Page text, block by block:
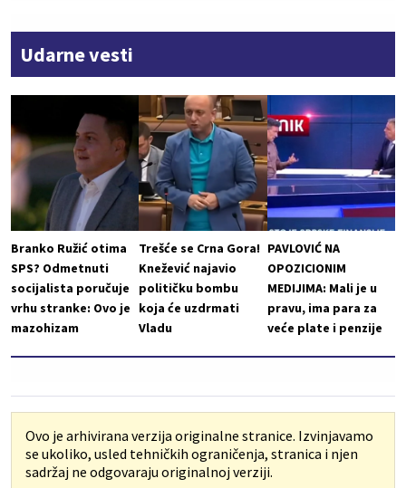
Udarne vesti
Branko Ružić otima
SPS? Odmetnuti
socijalista poručuje
vrhu stranke: Ovo je
mazohizam
Trešće se Crna Gora!
Knežević najavio
političku bombu
koja će uzdrmati
Vladu
PAVLOVIĆ NA
OPOZICIONIM
MEDIJIMA: Mali je u
pravu, ima para za
veće plate i penzije
Ovo je arhivirana verzija originalne stranice. Izvinjavamo
se ukoliko, usled tehničkih ograničenja, stranica i njen
sadržaj ne odgovaraju originalnoj verziji.